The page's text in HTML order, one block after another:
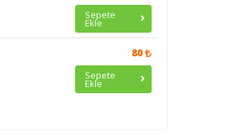
Sepete
Ekle
80
Sepete
Ekle